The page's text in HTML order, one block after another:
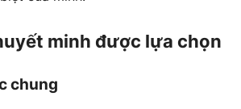
minh được lựa chọn
chung